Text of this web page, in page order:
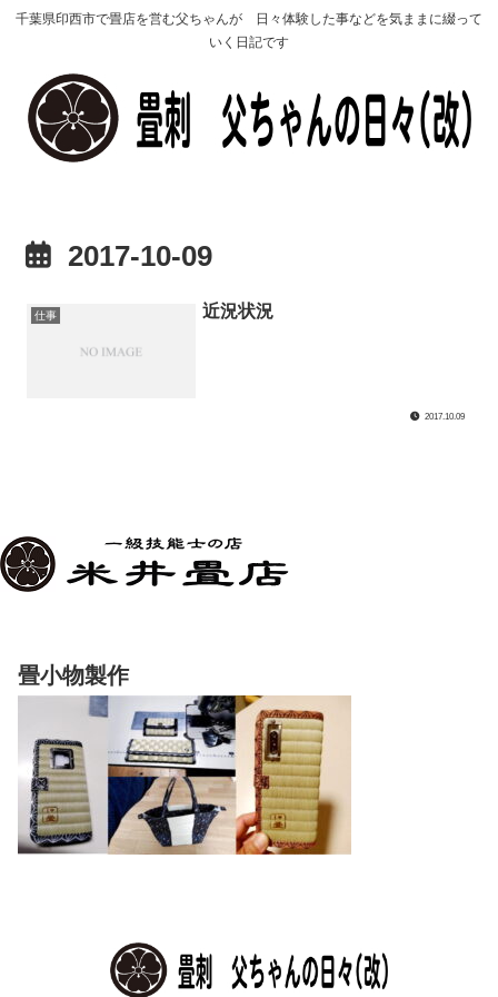
千葉県印西市で畳店を営む父ちゃんが 日々体験した事などを気ままに綴って
いく日記です
2017-10-09
仕事 近況状況
2017.10.09
畳小物製作